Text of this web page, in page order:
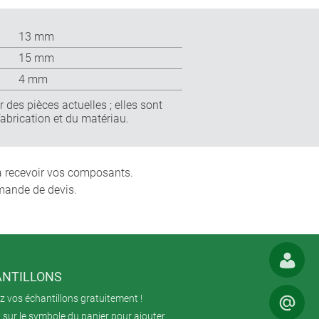
13 mm
15 mm
4 mm
des pièces actuelles ; elles sont
et du matériau.
recevoir vos composants.
de devis.
vos échantillons gratuitement !
sur le symbole du panier pour ajouter